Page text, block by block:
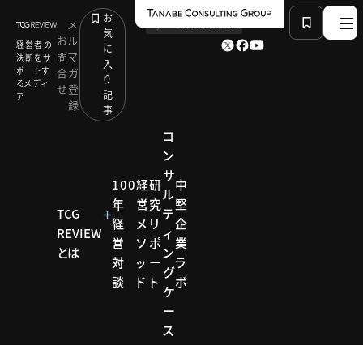
経営者の
決断をサ
ポートす
るメディ
ア
お
問
合
せ
メ
ル
マ
ガ
登
録
お
気
に
入
り
記
事
TCG
REVIEW
とは
100
年
経
営
対
談
経
営
メ
ソ
ッ
ド
研
究
リ
ポ
ー
ト
コ
ン
サ
ル
テ
ィ
ン
グ
ケ
ー
ス
中
堅
企
業
ラ
ボ
コラムレジリエンス戦略
vol.1 レジリエンスカンパニーになるための基本戦略
①
コラム